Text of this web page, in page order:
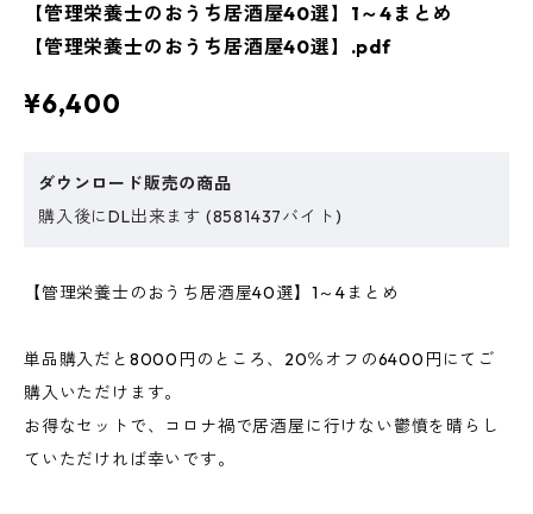
【管理栄養士のおうち居酒屋40選】1～4まとめ
【管理栄養士のおうち居酒屋40選】.pdf
¥6,400
ダウンロード販売の商品
購入後にDL出来ます (8581437バイト)
【管理栄養士のおうち居酒屋40選】1～4まとめ
単品購入だと8000円のところ、20％オフの6400円にてご
購入いただけます。
お得なセットで、コロナ禍で居酒屋に行けない鬱憤を晴らし
ていただければ幸いです。